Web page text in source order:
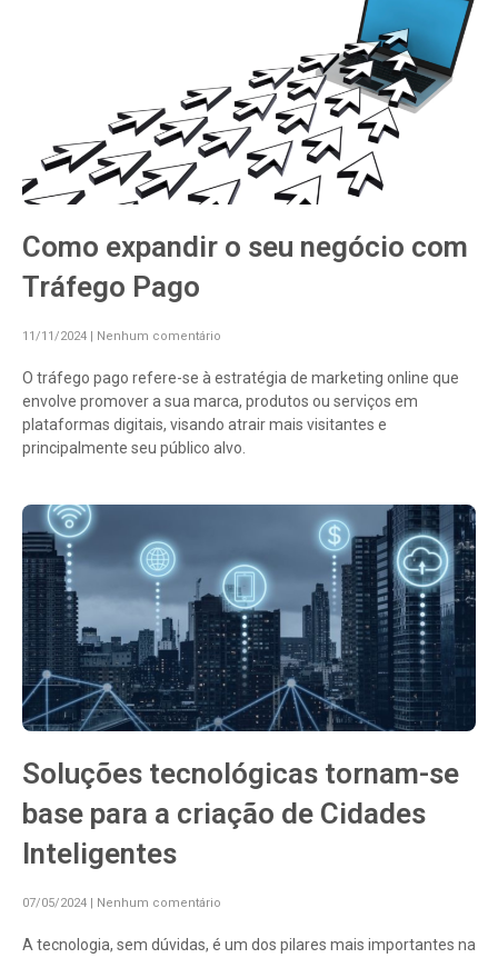
Como expandir o seu negócio com
Tráfego Pago
11/11/2024 Nenhum comentário
O tráfego pago refere-se à estratégia de marketing online que
envolve promover a sua marca, produtos ou serviços em
plataformas digitais, visando atrair mais visitantes e
principalmente seu público alvo.
Soluções tecnológicas tornam-se
base para a criação de Cidades
Inteligentes
07/05/2024 Nenhum comentário
A tecnologia, sem dúvidas, é um dos pilares mais importantes na